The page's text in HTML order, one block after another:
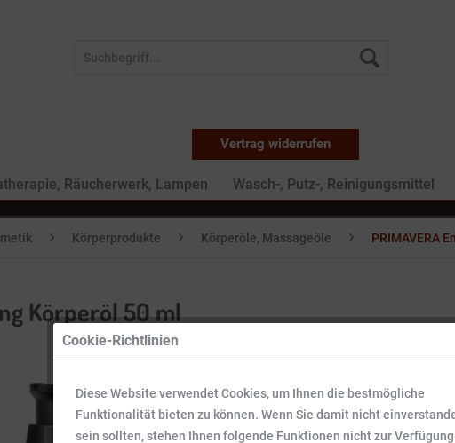
Vertrag widerrufen
Räucherwerk, Lampen Wasch-, Putz-, Reinigungsmittel
Körperprodukte Körperöle, Massageöle PRIMAVERA
Körperöl 50 ml
Inhalt:
Preise
Cookie-Richtlinien
Diese Website verwendet Cookies, um Ihnen die bestmögliche
Funktionalität bieten zu können. Wenn Sie damit nicht
sein sollten, stehen Ihnen folgende Funktionen nicht zur